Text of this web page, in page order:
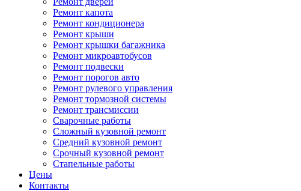
Ремонт капота
Ремонт кондиционера
Ремонт крыши
Ремонт крышки багажника
Ремонт микроавтобусов
Ремонт подвески
Ремонт порогов авто
Ремонт рулевого управления
Ремонт тормозной системы
Ремонт трансмиссии
Сварочные работы
Сложный кузовной ремонт
Средний кузовной ремонт
Срочный кузовной ремонт
Стапельные работы
Цены
Контакты